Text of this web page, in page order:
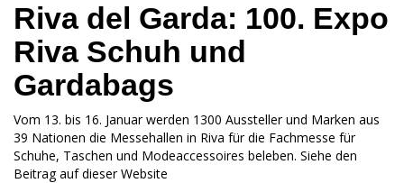
Riva del Garda: 100. Expo
Riva Schuh und
Gardabags
Vom 13. bis 16. Januar werden 1300 Aussteller und Marken aus
39 Nationen die Messehallen in Riva für die Fachmesse für
Schuhe, Taschen und Modeaccessoires beleben. Siehe den
Beitrag auf dieser Website